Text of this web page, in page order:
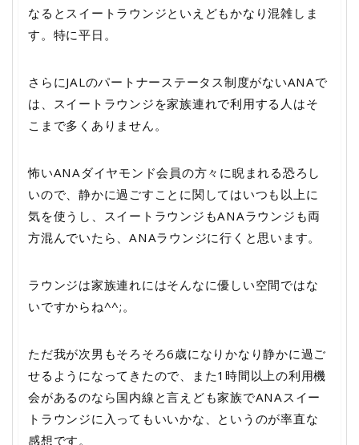
なるとスイートラウンジといえどもかなり混雑しま
す。特に平日。
さらにJALのパートナーステータス制度がないANAで
は、スイートラウンジを家族連れで利用する人はそ
こまで多くありません。
怖いANAダイヤモンド会員の方々に睨まれる恐ろし
いので、静かに過ごすことに関してはいつも以上に
気を使うし、スイートラウンジもANAラウンジも両
方混んでいたら、ANAラウンジに行くと思います。
ラウンジは家族連れにはそんなに優しい空間ではな
いですからね^^;。
ただ我が次男もそろそろ6歳になりかなり静かに過ご
せるようになってきたので、また1時間以上の利用機
会があるのなら国内線と言えども家族でANAスイー
トラウンジに入ってもいいかな、というのが率直な
感想です。